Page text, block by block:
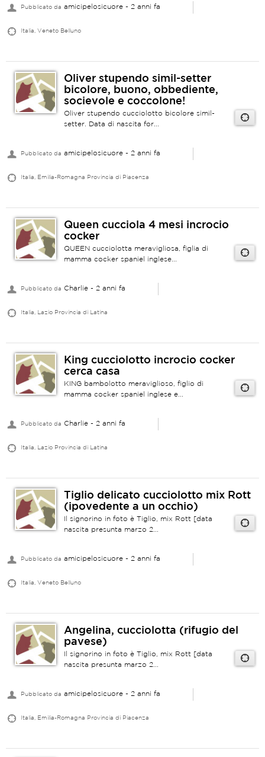
Pubblicato da amicipelosicuore - 2 anni fa
Italia, Veneto Belluno
Oliver stupendo simil-setter
bicolore, buono, obbediente,
socievole e coccolone!
Oliver stupendo cucciolotto bicolore simil-
setter. Data di nascita for...
Pubblicato da amicipelosicuore - 2 anni fa
Italia, Emilia-Romagna Provincia di Piacenza
Queen cucciola 4 mesi incrocio
cocker
QUEEN cucciolotta meravigliosa, figlia di
mamma cocker spaniel inglese...
Pubblicato da Charlie - 2 anni fa
Italia, Lazio Provincia di Latina
King cucciolotto incrocio cocker
cerca casa
KING bambolotto meraviglioso, figlio di
mamma cocker spaniel inglese e...
Pubblicato da Charlie - 2 anni fa
Italia, Lazio Provincia di Latina
Tiglio delicato cucciolotto mix Rott
(ipovedente a un occhio)
Il signorino in foto è Tiglio, mix Rott [data
nascita presunta marzo 2...
Pubblicato da amicipelosicuore - 2 anni fa
Italia, Veneto Belluno
Angelina, cucciolotta (rifugio del
pavese)
Il signorino in foto è Tiglio, mix Rott [data
nascita presunta marzo 2...
Pubblicato da amicipelosicuore - 2 anni fa
Italia, Emilia-Romagna Provincia di Piacenza